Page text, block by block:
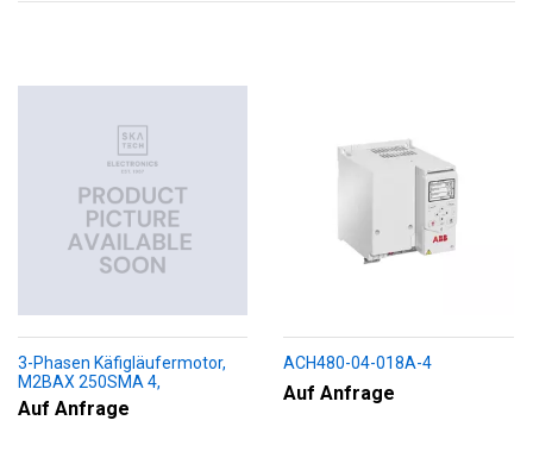
3-Phasen Käfigläufermotor,
M2BAX 250SMA 4,
+188+230+451+009
Auf Anfrage
ACH480-04-018A-4
Auf Anfrage